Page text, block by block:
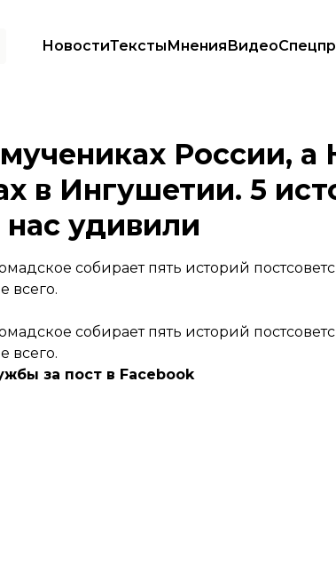
НовостиТекстыМненияВидео
Кадыров о протестах в Ингушетии. 5 историй этой
России, а
в Ингушетии. 5
удивили
собирает пять историй
всего.
собирает пять историй
всего.
за пост в Facebook